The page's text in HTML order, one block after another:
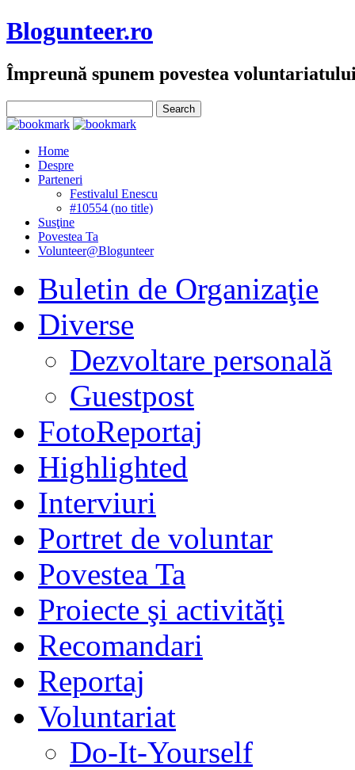
Blogunteer.ro
Împreună spunem povestea
Home
Despre
Parteneri
Festivalul Enescu
#10554 (no title)
Susţine
Povestea Ta
Volunteer@Blogunteer
Buletin de Organizaţie
Diverse
Dezvoltare personală
Guestpost
FotoReportaj
Highlighted
Interviuri
Portret de voluntar
Povestea Ta
Proiecte şi activităţi
Recomandari
Reportaj
Voluntariat
Do-It-Yourself